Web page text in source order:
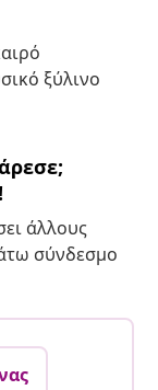
ξύλινο
άλλους
σύνδεσμο